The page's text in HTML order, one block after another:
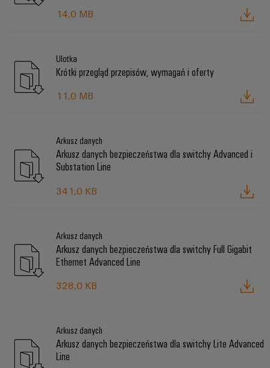
14,0 MB
Ulotka
Krótki przegląd przepisów, wymagań i oferty
11,0 MB
Arkusz danych
Arkusz danych bezpieczeństwa dla switchy Advanced i
Substation Line
341,0 KB
Arkusz danych
Arkusz danych bezpieczeństwa dla switchy Full Gigabit
Ethernet Advanced Line
328,0 KB
Arkusz danych
Arkusz danych bezpieczeństwa dla switchy Lite Advanced
Line